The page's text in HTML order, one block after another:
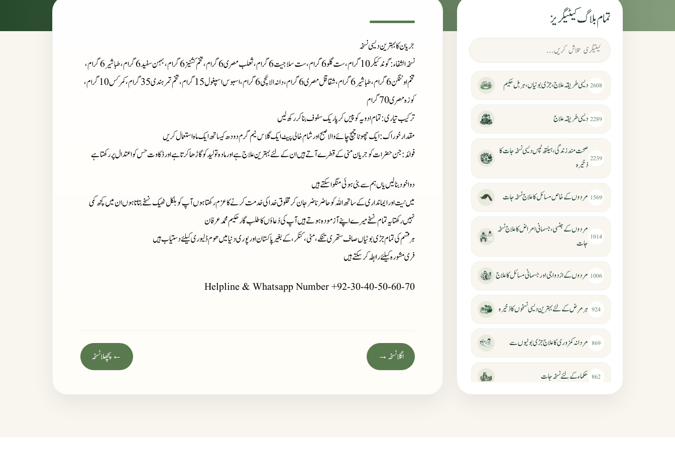
جریان کا بہترین دیسی نسخہ
نسخہ الشفا
ء : گوند کیکر 10 گرام، ست گلو 6 گرام، ست سلاجیت 6 گرام، ثعلب مصری 6 گرام، تخم کشنیز 6 گرام، بہمن سفید 6 گرام، طباشیر 6 گرام،
تخم اوٹنگن 6 گرام، طباشیر 6 گرام، شقاقل مصری 6 گرام، دانہ الائچی 6 گرام، اسبوس اسپغول 15 گرام، تخم تمر ہندی 35 گرام، کمرکس 10 گرام،
کوزہ مصری 70 گرام
ترکیب تیاری: تمام ادویہ کو پیس کر پاریک سفوف بنا کر رکھ لیں
مقدارخوراک: ایک چھوٹا چمچ چائے والا صبح اور شام خالی پیٹ ایک گلاس نیم گرم دودھ کیساتھ ایک ماہ استعمال کریں
فوائد: جن حضرات کو جریان منی کے قطرے آتے ہیں ان کے لئے بہترین علاج ہے اورمادہ تولید کو گاڑھا کرتا ہے اور ذکاوت حس کو اعتدال پر رکھتا ہے
دوا خود بنا لیں یاں ہم سے بنی ہوئی منگوا سکتے ہیں
میں نیت اور ایمانداری کے ساتھ اللہ کو حاضر ناضر جان کر مخلوق خدا کی خدمت کرنے کا عزم رکھتا ہوں آپ کو بلکل ٹھیک نسخے بتاتا ہوں ان میں کچھ کمی
نہیں رکھتا یہ تمام نسخے میرے اپنے آزمودہ ہوتے ہیں آپ کی دُعاؤں کا طلب گار حکیم محمد عرفان
ہر قسم کی تمام جڑی بوٹیاں صاف ستھری تنکے، مٹی، کنکر، کے بغیر پاکستان اور پوری دنیا میں ھوم ڈلیوری کیلئے دستیاب ہیں
فری مشورہ کیلئے رابطہ کر سکتے ہیں
Helpline & Whatsapp Number +92-30-40-50-60-70
← پچھلا نسخہ اگلا نسخہ →
تمام بلاگ کیٹیگریز
2608 دیسی طریقہ علاج، جڑی بوٹیاں، ہربل حکیم
2289 دیسی طریقہ علاج
2239
صحت مند زندگی، ہیلتھ ٹپس دیسی نسخہ جات کا
ذخیرہ
1569 مردوں کے خاص مسائل کا علاج نسخہ جات
1014
مردوں کے جنسی، جسمانی امراض کا علاج نسخہ
جات
1006 مردوں کے ازدواجی اور جسمانی مسائل کا علاج
924 ہر مرض کے لئے بہترین دیسی نسخوں کا ذخیرہ
869 مردانہ کمزوری کا علاج جڑی بوٹیوں سے
862 حکماء کےلئے نسخہ جات